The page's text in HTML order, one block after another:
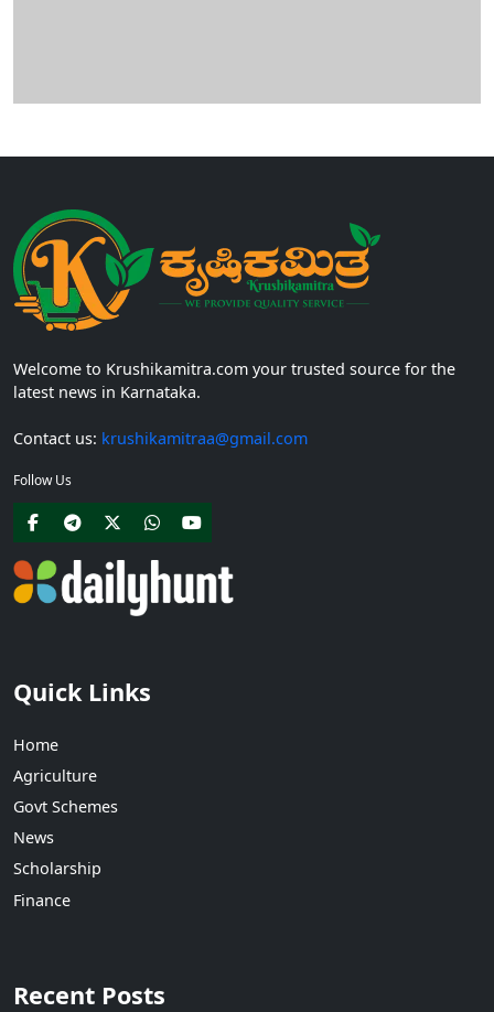
Welcome to Krushikamitra.com your trusted source for the
latest news in Karnataka.
Contact us: krushikamitraa@gmail.com
Follow Us
Quick Links
Home
Agriculture
Govt Schemes
News
Scholarship
Finance
Recent Posts